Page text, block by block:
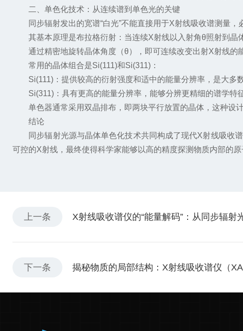
二、单色化技术：从连续谱到单色光的关键
同步辐射发出的宽谱“白光”不能直接用于X射线吸收谱测量，
其基本原理是布拉格衍射：当连续X射线以入射角θ照射到晶
通过精密地旋转晶体角度（θ），即可连续改变出射X射线的
常用的晶体组合是Si(111)和Si(311)：
Si(111)：提供较高的衍射强度和适中的能量分辨率，是大多数
Si(311)：具有更高的能量分辨率，能够分辨更精细的谱学特征
单色器通常采用双晶排布，即两块平行放置的晶体，这种设计
结论
同步辐射光源与晶体单色化技术共同构成了现代X射线吸收谱
可控的X射线，最终使得科学家能够以高的精度探测物质内部的原
上一条 X射线吸收谱仪的“能量解码”：从同步辐
下一条 揭秘物质的局部结构：X射线吸收谱仪（